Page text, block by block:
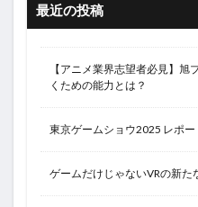
最近の投稿
【アニメ業界志望者必見】
くための能力とは？
東京ゲームショウ2025 レポ
ゲームだけじゃないVRの新た